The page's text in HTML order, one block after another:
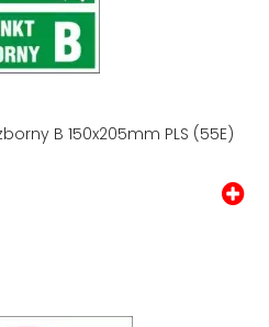
B 150x205mm PLS (55E)